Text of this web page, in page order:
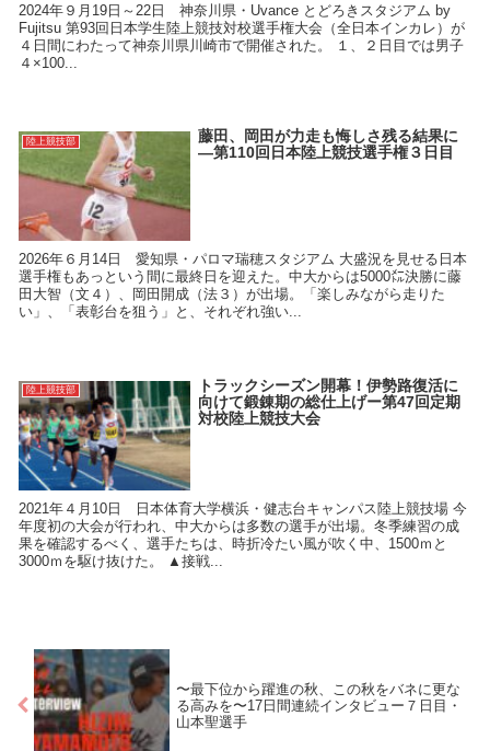
2024年９月19日～22日 神奈川県・Uvance とどろきスタジアム by
Fujitsu 第93回日本学生陸上競技対校選手権大会（全日本インカレ）が
４日間にわたって神奈川県川崎市で開催された。 １、２日目では男子
４×100...
陸上競技部
藤田、岡田が力走も悔しさ残る結果に
―第110回日本陸上競技選手権３日目
2026年６月14日 愛知県・パロマ瑞穂スタジアム 大盛況を見せる日本
選手権もあっという間に最終日を迎えた。中大からは5000㍍決勝に藤
田大智（文４）、岡田開成（法３）が出場。「楽しみながら走りた
い」、「表彰台を狙う」と、それぞれ強い...
陸上競技部
トラックシーズン開幕！伊勢路復活に
向けて鍛錬期の総仕上げー第47回定期
対校陸上競技大会
2021年４月10日 日本体育大学横浜・健志台キャンパス陸上競技場 今
年度初の大会が行われ、中大からは多数の選手が出場。冬季練習の成
果を確認するべく、選手たちは、時折冷たい風が吹く中、1500ｍと
3000ｍを駆け抜けた。 ▲接戦...
〜最下位から躍進の秋、この秋をバネに更な
る高みを〜17日間連続インタビュー７日目・
山本聖選手